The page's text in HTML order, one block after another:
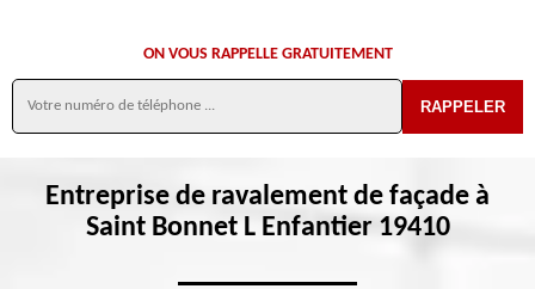
ON VOUS RAPPELLE GRATUITEMENT
Entreprise de ravalement de façade à
Saint Bonnet L Enfantier 19410